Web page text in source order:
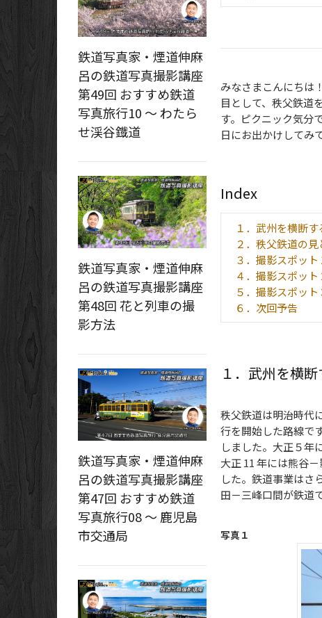
みなさまこんにちは
目として、秩父鉄道
す。ピクニック気分
日にお出かけしてみ
Index
１．武州を横断
２．秩父鉄道の見
３．撮影スポッ
４．撮影スポッ
５．撮影スポッ
６．次回予告
１．武州を横
秩父鉄道は明治時代
行を開始した路線で
しました。大正５年
大正 11 年には熊谷
した。鉄道事業はさ
田－三峰口間が鉄道
写真１
鉄道写真家・煙道伸麻
呂の鉄道写真撮影講座
第49回 おすすめ鉄道
写真旅行10 ～ わたら
せ渓谷鐡道
鉄道写真家・煙道伸麻
呂の鉄道写真撮影講座
第48回 花と列車の撮
影方法
鉄道写真家・煙道伸麻
呂の鉄道写真撮影講座
第47回 おすすめ鉄道
写真旅行08 ～ 鹿児島
市交通局